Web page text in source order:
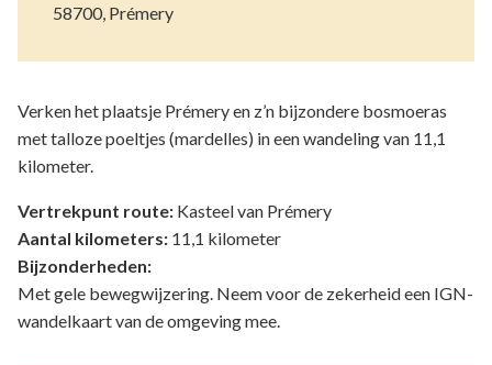
58700, Prémery
Verken het plaatsje Prémery en z’n bijzondere bosmoeras
met talloze poeltjes (mardelles) in een wandeling van 11,1
kilometer.
Vertrekpunt route: Kasteel van Prémery
Aantal kilometers: 11,1 kilometer
Bijzonderheden:
Met gele bewegwijzering. Neem voor de zekerheid een IGN-
wandelkaart van de omgeving mee.